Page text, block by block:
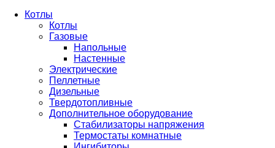
Котлы
Котлы
Газовые
Напольные
Настенные
Электрические
Пеллетные
Дизельные
Твердотопливные
Дополнительное оборудование
Стабилизаторы напряжения
Термостаты комнатные